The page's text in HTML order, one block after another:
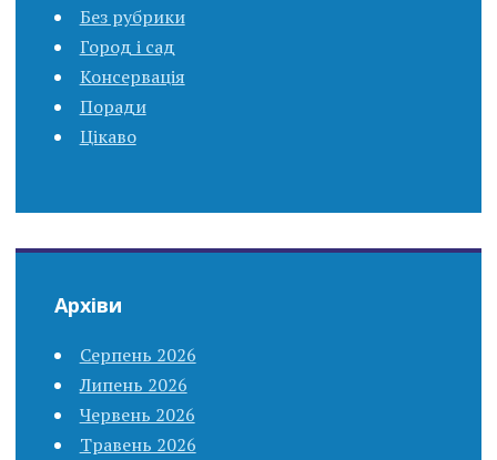
Без рубрики
Город і сад
Консервація
Поради
Цікаво
Архіви
Серпень 2026
Липень 2026
Червень 2026
Травень 2026